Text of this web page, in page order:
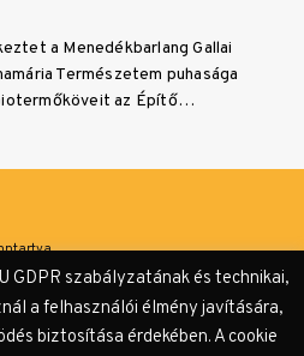
a Menedékbarlang Gallai
Természetem puhasága
az Építő…
GDPR szabályzatának és technikai,
a felhasználói élmény javítására,
biztosítása érdekében. A cookie